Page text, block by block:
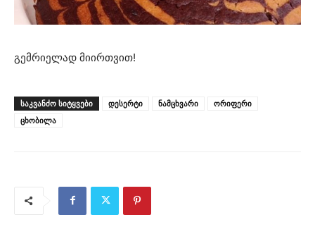
გემრიელად მიირთვით!
ᲡᲐᲙᲕᲐᲜᲫᲝ ᲡᲘᲢᲧᲕᲔᲑᲘ დესერტი ნამცხვარი
ორიფერი
ცხობილა